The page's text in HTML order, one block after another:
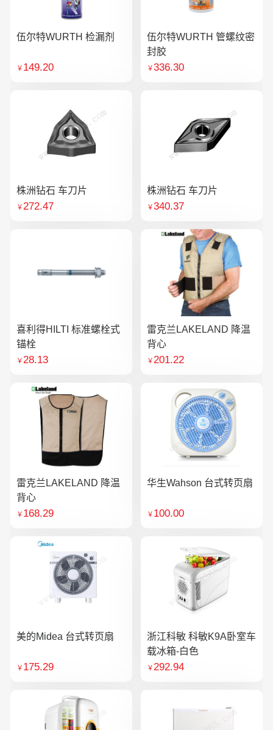
伍尔特WURTH 检漏剂
￥ 149.20
伍尔特WURTH 管螺纹密
封胶
￥336.30
株洲钻石 车刀片
￥272.47
株洲钻石 车刀片
￥340.37
喜利得HILTI 标准螺栓式
锚栓
￥28.13
雷克兰LAKELAND 降温
背心
￥201.22
雷克兰LAKELAND 降温
背心
￥ 168.29
华生Wahson 台式转页扇
￥ 100.00
美的Midea 台式转页扇
￥ 175.29
浙江科敏 科敏K9A卧室车
载冰箱-白色
￥292.94